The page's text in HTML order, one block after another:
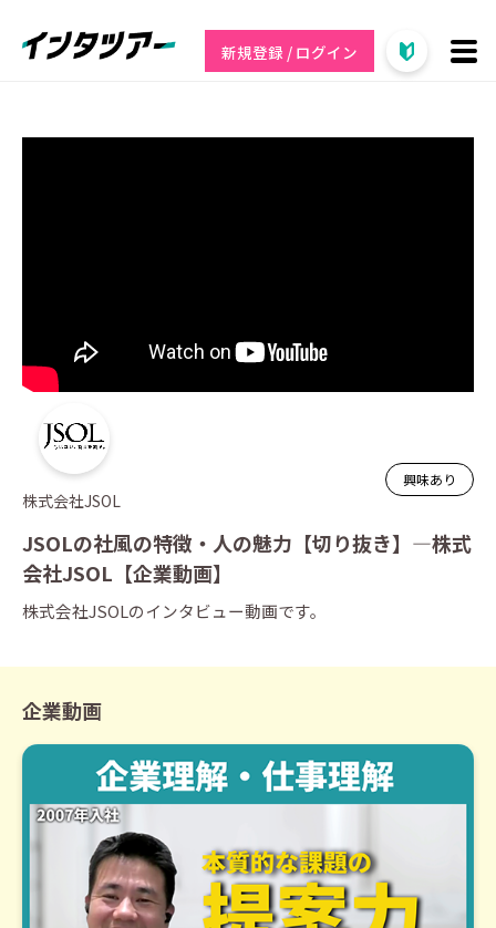
新規登録 / ログイン
興味あり
株式会社JSOL
JSOLの社風の特徴・人の魅力【切り抜き】―株式
会社JSOL【企業動画】
株式会社JSOLのインタビュー動画です。
企業動画